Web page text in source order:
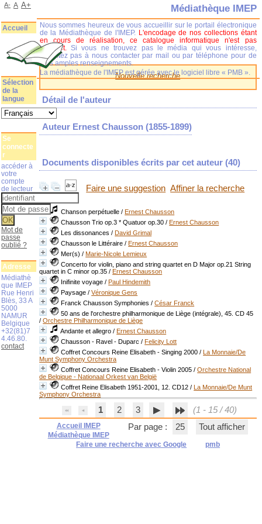
Nouvelle recherche
Détail de l'auteur
Auteur Ernest Chausson (1855-1899)
Documents disponibles écrits par cet auteur (40)
Faire une suggestion Affiner la recherche
Chanson perpétuelle /Ernest Chausson
Chausson Trio op.3 * Quatuor op.30 /Ernest Chausson
Les dissonances /David Grimal
Chausson le Littéraire /Ernest Chausson
Mer(s) /Marie-Nicole Lemieux
Concerto for violin, piano and string quartet en D Major op.21 String
quartet in C minor op.35 /Ernest Chausson
Inifinite voyage /Paul Hindemith
Paysage /Véronique Gens
Franck Chausson Symphonies /César Franck
50 ans de l'orchestre philharmonique de Liège (intégrale), 45. CD 45
/Orchestre Philharmonique de Liège
Andante et allegro /Ernest Chausson
Chausson - Ravel - Duparc /Felicity Lott
Coffret Concours Reine Elisabeth - Singing 2000 /La Monnaie/De
Munt Symphony Orchestra
Coffret Concours Reine Elisabeth - Violin 2005 /Orchestre National
de Belgique - Nationaal Orkest van België
Coffret Reine Elisabeth 1951-2001, 12. CD12 /La Monnaie/De Munt
Symphony Orchestra
1 2 3
(1 - 15 / 40)
Par page :
25 Tout afficher
Accueil IMEP
Médiathèque IMEP
Faire une recherche avec Google
pmb
Médiathèque IMEP
Nous sommes heureux de vous accueillir sur le portail électronique
de la Médiathèque de l'IMEP. L'encodage de nos collections étant
en cours de réalisation, ce catalogue informatique n'est pas
complet.
Si vous ne trouvez pas le média qui vous intéresse,
n'hésitez pas à nous contacter par mail ou par téléphone pour de
plus amples renseignements.
La médiathèque de l'IMEP est gérée avec le logiciel libre « PMB ».
A- A A+
Accueil
Sélection
de la
langue
Se
connecte
r
accéder à
votre
compte
de lecteur
Mot de
passe
oublié ?
Adresse
Médiathè
que IMEP
Rue Henri
Blès, 33 A
5000
NAMUR
Belgique
+32(81)7
4.46.80.
contact